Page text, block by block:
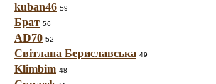
kuban46 59
Брат 56
AD70 52
Світлана Бериславська 49
Klimbim 48